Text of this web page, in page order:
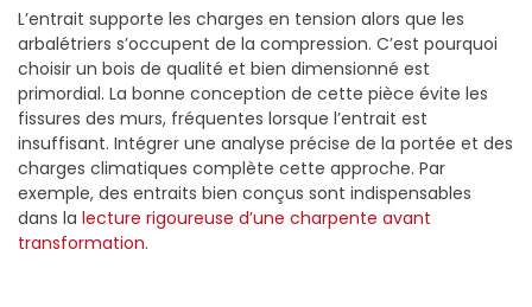
L’entrait supporte les charges en tension alors que les
arbalétriers s’occupent de la compression. C’est pourquoi
choisir un bois de qualité et bien dimensionné est
primordial. La bonne conception de cette pièce évite les
fissures des murs, fréquentes lorsque l’entrait est
insuffisant. Intégrer une analyse précise de la portée et des
charges climatiques complète cette approche. Par
exemple, des entraits bien conçus sont indispensables
dans la lecture rigoureuse d’une charpente avant
transformation.